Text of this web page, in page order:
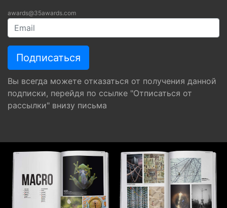
awards@35awards.com
Вы всегда можете отказаться от получения данной
подписки, перейдя по ссылке "Отписаться от
рассылки" внизу письма